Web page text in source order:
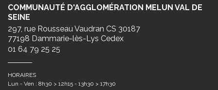
COMMUNAUTÉ D'AGGLOMÉRATION MELUN VAL DE
SEINE
297, rue Rousseau Vaudran CS 30187
77198 Dammarie-lès-Lys Cedex
01 64 79 25 25
HORAIRES
Lun - Ven : 8h30 > 12h15 - 13h30 > 17h30